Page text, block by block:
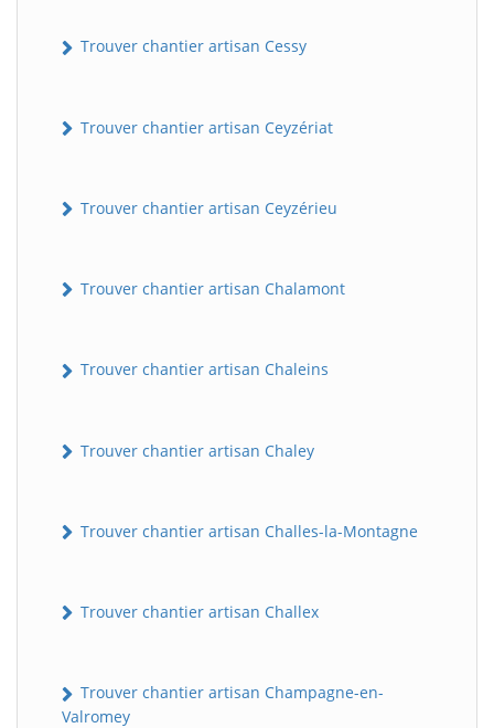
Trouver chantier artisan Cessy
Trouver chantier artisan Ceyzériat
Trouver chantier artisan Ceyzérieu
Trouver chantier artisan Chalamont
Trouver chantier artisan Chaleins
Trouver chantier artisan Chaley
Trouver chantier artisan Challes-la-Montagne
Trouver chantier artisan Challex
Trouver chantier artisan Champagne-en-
Valromey